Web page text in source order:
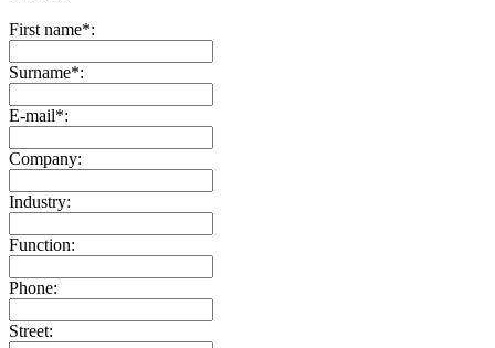
First name*:
Surname*:
E-mail*:
Company:
Industry:
Function:
Phone:
Street: